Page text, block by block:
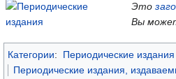
Это
Вы
Категории:
Периодические
Периодические издания,